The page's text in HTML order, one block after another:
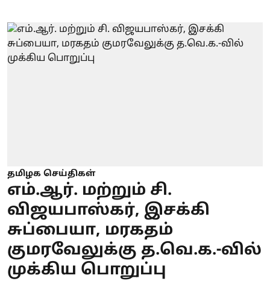
தமிழக செய்திகள்
எம்.ஆர். மற்றும் சி.
விஜயபாஸ்கர், இசக்கி
சுப்பையா, மரகதம்
குமரவேலுக்கு த.வெ.க.-வில்
முக்கிய பொறுப்பு